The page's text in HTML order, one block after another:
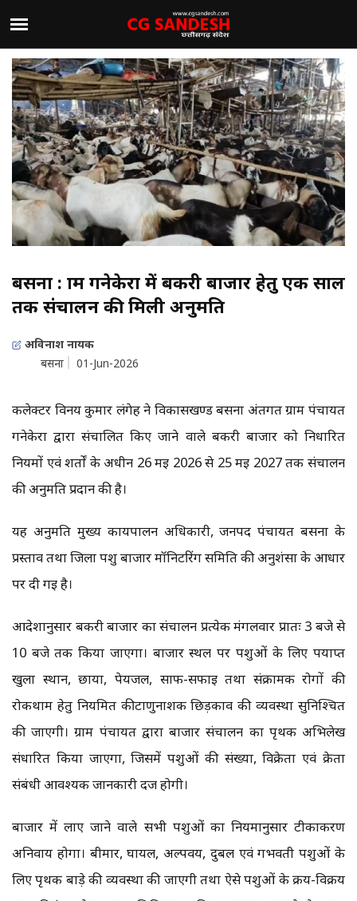
बसना : ग्राम गनेकेरा में बकरी बाजार हेतु एक साल
तक संचालन की मिली अनुमति
अविनाश नायक
बसना
01-Jun-2026
कलेक्टर विनय कुमार लंगेह ने विकासखण्ड बसना अंतर्गत ग्राम पंचायत
गनेकेरा द्वारा संचालित किए जाने वाले बकरी बाजार को निर्धारित
नियमों एवं शर्तों के अधीन 26 मई 2026 से 25 मई 2027 तक संचालन
की अनुमति प्रदान की है।
यह अनुमति मुख्य कार्यपालन अधिकारी, जनपद पंचायत बसना के
प्रस्ताव तथा जिला पशु बाजार मॉनिटरिंग समिति की अनुशंसा के आधार
पर दी गई है।
आदेशानुसार बकरी बाजार का संचालन प्रत्येक मंगलवार प्रातः 3 बजे से
10 बजे तक किया जाएगा। बाजार स्थल पर पशुओं के लिए पर्याप्त
खुला स्थान, छाया, पेयजल, साफ-सफाई तथा संक्रामक रोगों की
रोकथाम हेतु नियमित कीटाणुनाशक छिड़काव की व्यवस्था सुनिश्चित
की जाएगी। ग्राम पंचायत द्वारा बाजार संचालन का पृथक अभिलेख
संधारित किया जाएगा, जिसमें पशुओं की संख्या, विक्रेता एवं क्रेता
संबंधी आवश्यक जानकारी दर्ज होगी।
बाजार में लाए जाने वाले सभी पशुओं का नियमानुसार टीकाकरण
अनिवार्य होगा। बीमार, घायल, अल्पवय, दुर्बल एवं गर्भवती पशुओं के
लिए पृथक बाड़े की व्यवस्था की जाएगी तथा ऐसे पशुओं के क्रय-विक्रय